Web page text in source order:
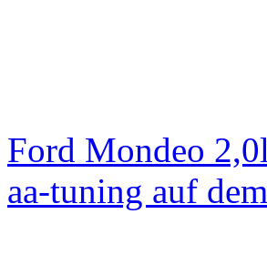
Ford Mondeo
aa-tuning auf